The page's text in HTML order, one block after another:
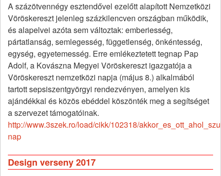
A százötvennégy esztendővel ezelőtt alapított Nemzetközi
Vöröskereszt jelenleg százkilencven országban működik,
és alapelvei azóta sem változtak: emberiesség,
pártatlanság, semlegesség, függetlenség, önkéntesség,
egység, egyetemesség. Erre emlékeztetett tegnap Pap
Adolf, a Kovászna Megyei Vöröskereszt igazgatója a
Vöröskereszt nemzetközi napja (május 8.) alkalmából
tartott sepsiszentgyörgyi rendezvényen, amelyen kis
ajándékkal és közös ebéddel köszönték meg a segítséget
a szervezet támogatóinak.
http://www.3szek.ro/load/cikk/102318/
nap
Design verseny 2017